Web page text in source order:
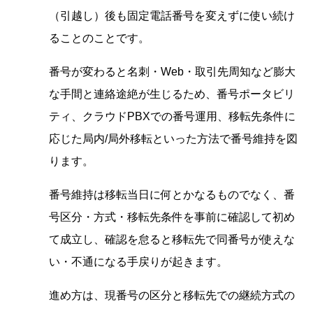
（引越し）後も固定電話番号を変えずに使い続け
ることのことです。
番号が変わると名刺・Web・取引先周知など膨大
な手間と連絡途絶が生じるため、番号ポータビリ
ティ、クラウドPBXでの番号運用、移転先条件に
応じた局内/局外移転といった方法で番号維持を図
ります。
番号維持は移転当日に何とかなるものでなく、番
号区分・方式・移転先条件を事前に確認して初め
て成立し、確認を怠ると移転先で同番号が使えな
い・不通になる手戻りが起きます。
進め方は、現番号の区分と移転先での継続方式の